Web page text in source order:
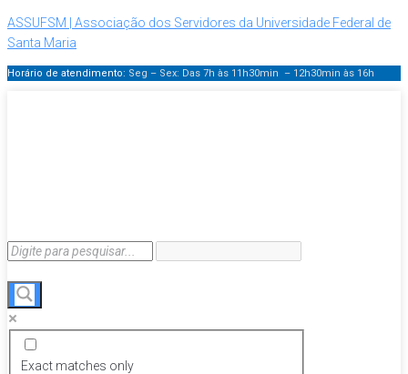
ASSUFSM | Associação dos Servidores da Universidade Federal de
Santa Maria
Horário de atendimento: Seg – Sex: Das 7h às 11h30min – 12h30min às 16h
Exact matches only